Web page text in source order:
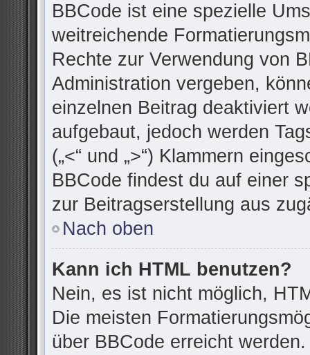
BBCode ist eine spezielle
weitreichende
Rechte zur Verwendung von
Administration vergeben,
einzelnen Beitrag deaktiviert
aufgebaut, jedoch werden
(„<“ und „>“) Klammern
BBCode findest du auf einer
zur Beitragserstellung aus
Nach oben
Kann ich HTML benutzen?
Nein, es ist nicht möglich,
Die meisten
über BBCode erreicht werden.